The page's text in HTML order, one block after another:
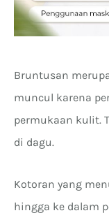
Bruntusan
muncul karena
permukaan kulit.
di dagu.
Kotoran yang
hingga ke dalam